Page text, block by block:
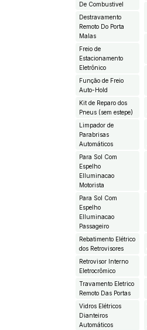
De Combustivel
Destravamento
Remoto Do Porta
Malas
Freio de
Estacionamento
Eletrônico
Função de Freio
Auto-Hold
Kit de Reparo dos
Pneus (sem estepe)
Limpador de
Parabrisas
Automáticos
Para Sol Com
Espelho
EIluminacao
Motorista
Para Sol Com
Espelho
EIluminacao
Passageiro
Rebatimento Elétrico
dos Retrovisores
Retrovisor Interno
Eletrocrômico
Travamento Eletrico
Remoto Das Portas
Vidros Elétricos
Dianteiros
Automáticos